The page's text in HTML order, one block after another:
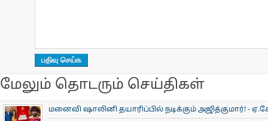
மேலும் தொடரும் செய்திகள்
மனைவி ஷாலினி தயாரிப்பில் நடிக்கும் அஜித்குமார்! -